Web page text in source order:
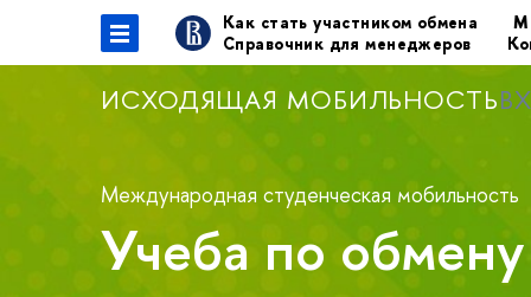
Как стать участником обмена
Справочник для менеджеров
ИСХОДЯЩАЯ МОБИЛЬНОСТЬ
Международная студенческая мобильность
Учеба по